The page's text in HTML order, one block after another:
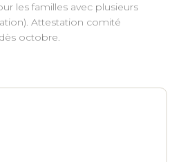
les familles avec plusieurs
Attestation comité
octobre.